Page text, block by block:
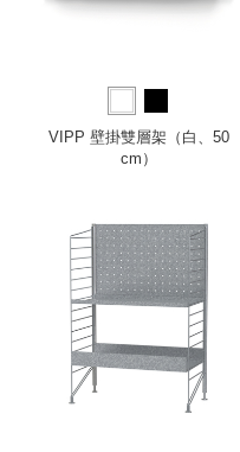
VIPP 壁掛雙層架（白、50
cm）